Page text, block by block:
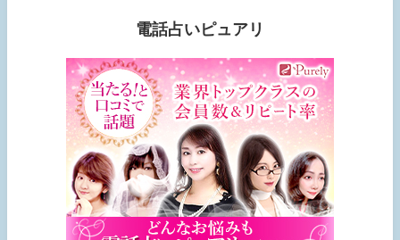
電話占いピュアリ